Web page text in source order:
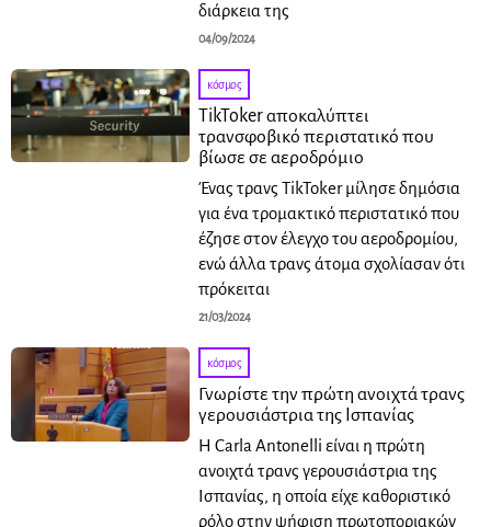
διάρκεια της
04/09/2024
κόσμος
TikToker αποκαλύπτει
τρανσφοβικό περιστατικό που
βίωσε σε αεροδρόμιο
Ένας τρανς TikToker μίλησε δημόσια
για ένα τρομακτικό περιστατικό που
έζησε στον έλεγχο του αεροδρομίου,
ενώ άλλα τρανς άτομα σχολίασαν ότι
πρόκειται
21/03/2024
κόσμος
Γνωρίστε την πρώτη ανοιχτά τρανς
γερουσιάστρια της Ισπανίας
Η Carla Antonelli είναι η πρώτη
ανοιχτά τρανς γερουσιάστρια της
Ισπανίας, η οποία είχε καθοριστικό
ρόλο στην ψήφιση πρωτοποριακών